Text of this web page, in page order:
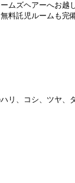
ムズヘアーへお
料託児ルームも完
、コシ、ツヤ